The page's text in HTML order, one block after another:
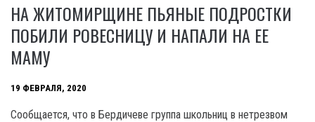
НА ЖИТОМИРЩИНЕ ПЬЯНЫЕ ПОДРОСТКИ
ПОБИЛИ РОВЕСНИЦУ И НАПАЛИ НА ЕЕ
МАМУ
19 ФЕВРАЛЯ, 2020
Сообщается, что в Бердичеве группа школьниц в нетрезвом